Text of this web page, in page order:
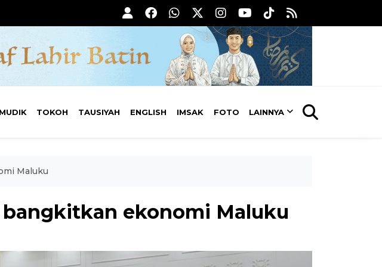
TOKOH TAUSIYAH ENGLISH IMSAK FOTO LAINNYA
Maluku
ekonomi Maluku